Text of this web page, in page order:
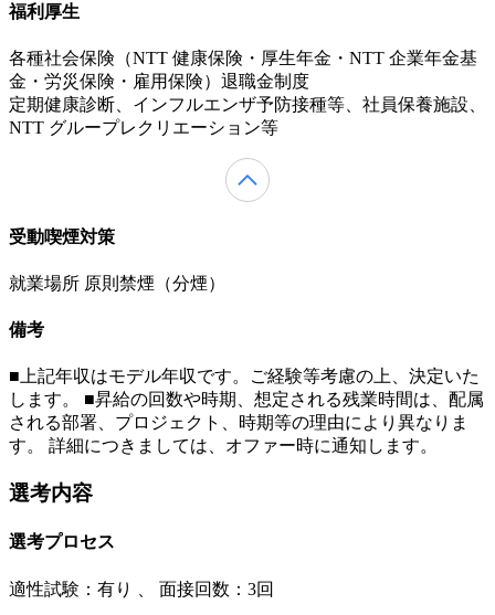
福利厚生
各種社会保険（NTT 健康保険・厚生年金・NTT 企業年金基
金・労災保険・雇用保険）退職金制度
定期健康診断、インフルエンザ予防接種等、社員保養施設、
NTT グループレクリエーション等
受動喫煙対策
就業場所 原則禁煙（分煙）
備考
■上記年収はモデル年収です。ご経験等考慮の上、決定いた
します。 ■昇給の回数や時期、想定される残業時間は、配属
される部署、プロジェクト、時期等の理由により異なりま
す。 詳細につきましては、オファー時に通知します。
選考内容
選考プロセス
適性試験： 有り 面接回数：3回